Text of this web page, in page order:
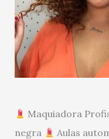
Maquiadora
negra
Aulas